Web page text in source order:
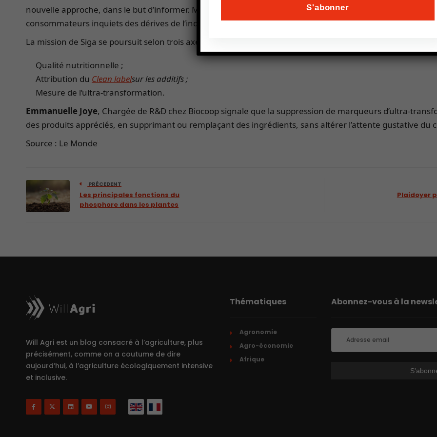
nouvelle approche, dans le but d’informer. Mais c’est aussi une opportunité de mettre en avant sa
consommateurs inquiets des dérives de l’industrie agroalimentaire
La mission de Siga se poursuit selon trois axes :
Qualité nutritionnelle ;
Attribution du Clean labelsur les additifs ;
Mesure de l’ultra-transformation.
Emmanuelle Joye, Chargée de R&D chez Biocoop signale que la suppression de marqueurs d’ultra-
des produits appréciés, en supprimant ou remplaçant des ingrédients, sans altérer l’attente gustative du
Source : Le Monde
PRÉCEDENT
Les principales fonctions du
phosphore dans les plantes
Plaidoyer
Will Agri est un blog consacré à l’agriculture, plus
précisément, comme on a coutume de dire
aujourd’hui, à l’agriculture écologiquement intensive
et inclusive.
Thématiques
Agronomie
Agro-économie
Afrique
Abonnez-vous à la